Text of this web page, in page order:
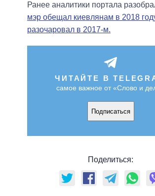
Ранее аналитики портала
мэр обещал киевлянам в 2018
разочаровал в 2017-м.
ЧИТАЙТЕ В
самое важное от «Слово и
Подписаться
Поделиться: